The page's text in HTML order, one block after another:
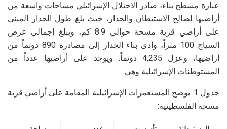
عبارة مسطح بناء، صادر الاحتلال الإسرائيلي مساحات واسعة من
أراضيها لصالح الاستيطان والجدار، حيث بلغ طول الجدار المبني
على أراضي قرية مسحة حوالي 8.9 كم، ويبلغ إجمالي عرض
السياج 100 متراً، وأدى بناء الجدار إلى مصادرة 890 دونماً من
أراضيها، وعزل 4,235 دونماً. ويوجد على أراضيها عدداً من
المستوطنات الإسرائيلية وهي:
جدول 1: يوضح المستعمرات الإسرائيلية المقامة على أراضي قرية
مسحة الفلسطينية: